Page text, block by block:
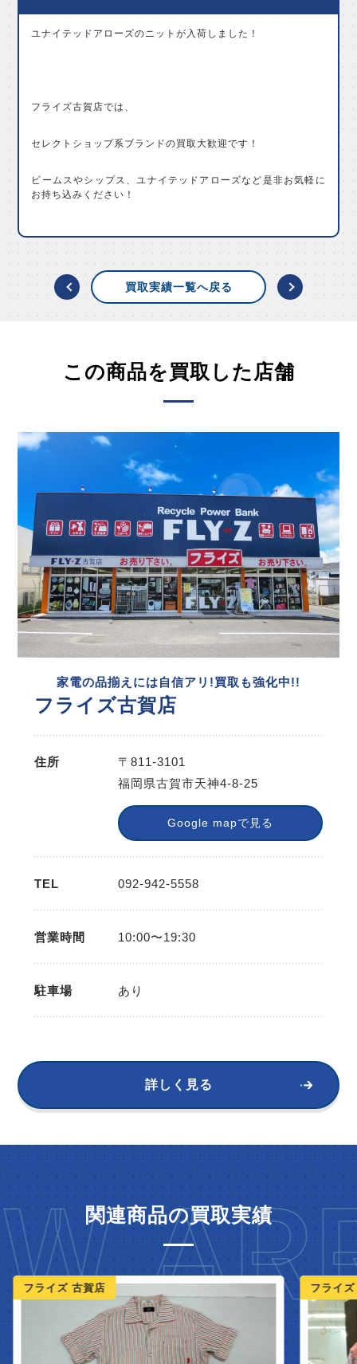
ユナイテッドアローズのニットが入荷しました！
フライズ古賀店では、
セレクトショップ系ブランドの買取大歓迎です！
ビームスやシップス、ユナイテッドアローズなど是非お気軽に
お持ち込みください！
買取実績一覧へ戻る
この商品を買取した店舗
家電の品揃えには自信アリ!買取も強化中!!
フライズ古賀店
住所
〒811-3101
福岡県古賀市天神4-8-25
Google mapで見る
TEL 092-942-5558
営業時間 10:00〜19:30
駐車場 あり
詳しく見る
関連商品の買取実績
イズ 古賀店 フライズ 佐賀店